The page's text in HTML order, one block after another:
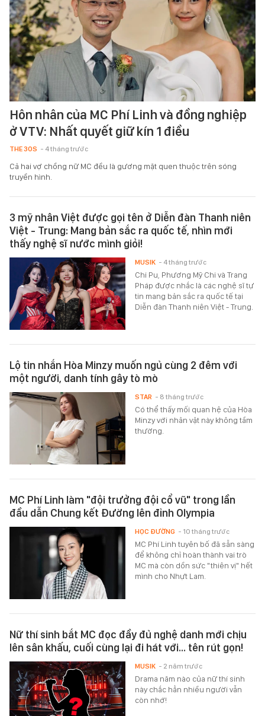
Hôn nhân của MC Phí Linh và đồng nghiệp
ở VTV: Nhất quyết giữ kín 1 điều
THE 30S - 4 tháng trước
Cả hai vợ chồng nữ MC đều là gương mặt quen thuộc trên sóng
truyền hình.
3 mỹ nhân Việt được gọi tên ở Diễn đàn Thanh niên
Việt - Trung: Mang bản sắc ra quốc tế, nhìn mới
thấy nghệ sĩ nước mình giỏi!
Chi Pu, Phương Mỹ Chi và Trang
Pháp được nhắc là các nghệ sĩ tự
tin mang bản sắc ra quốc tế tại
Diễn đàn Thanh niên Việt - Trung.
MUSIK - 4 tháng trước
Lộ tin nhắn Hòa Minzy muốn ngủ cùng 2 đêm với
một người, danh tính gây tò mò
Có thể thấy mối quan hệ của Hòa
Minzy với nhân vật này không tầm
thường.
STAR - 8 tháng trước
MC Phí Linh làm "đội trưởng đội cổ vũ" trong lần
đầu dẫn Chung kết Đường lên đỉnh Olympia
MC Phí Linh tuyên bố đã sẵn sàng
để không chỉ hoàn thành vai trò
MC mà còn dồn sức "thiên vị" hết
mình cho Nhựt Lam.
HỌC ĐƯỜNG - 10 tháng trước
Nữ thí sinh bắt MC đọc đầy đủ nghệ danh mới chịu
lên sân khấu, cuối cùng lại đi hát với... tên rút gọn!
Drama năm nào của nữ thí sinh
này chắc hẳn nhiều người vẫn
còn nhớ!
MUSIK - 2 năm trước